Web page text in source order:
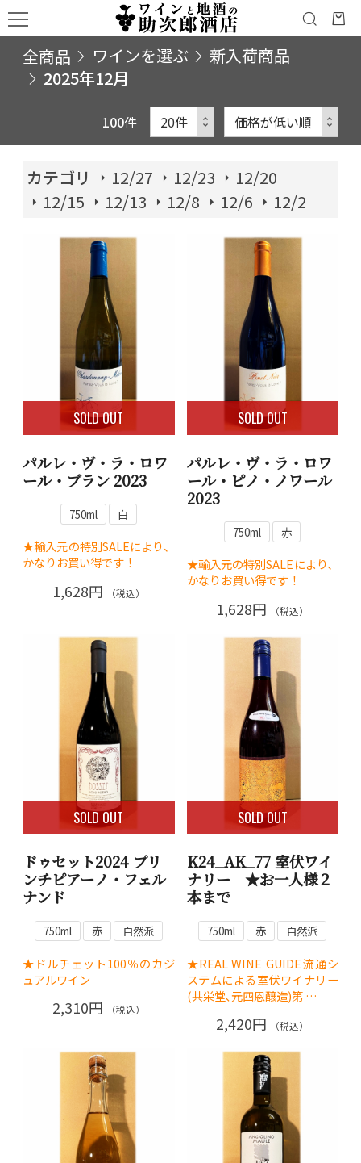
全商品 ワインを選ぶ
新入荷商品
2025年12月
100件
カテゴリ 12/27 12/23
12/20
12/15
12/13 12/8 12/6 12/2
SOLD OUT
パルレ・ヴ・ラ・ロワ
ール・ブラン 2023
750ml 白
★輸入元の特別SALEにより、
かなりお買い得です！
1,628円 （税込）
SOLD OUT
パルレ・ヴ・ラ・ロワ
ール・ピノ・ノワール
2023
750ml 赤
★輸入元の特別SALEにより、
かなりお買い得です！
1,628円 （税込）
SOLD OUT
ドゥセット2024 プリ
ンチピアーノ・フェル
ナンド
750ml 赤 自然派
★ドルチェット100％のカジ
ュアルワイン
2,310円 （税込）
SOLD OUT
K24_AK_77 室伏ワイ
ナリー ★お一人様２
本まで
750ml 赤 自然派
★REAL WINE GUIDE流通シ
ステムによる室伏ワイナリー
(共栄堂､元四恩醸造)第 …
2,420円 （税込）